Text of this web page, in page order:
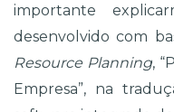
importante
desenvolvido com
Resource Planning,
Empresa”, na